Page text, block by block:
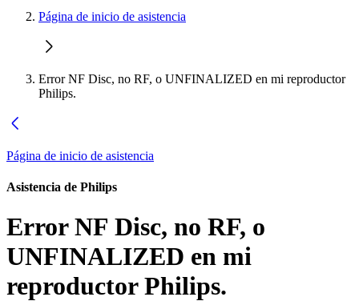
Página de inicio de asistencia
Error NF Disc, no RF, o UNFINALIZED en mi reproductor
Philips.
Página de inicio de asistencia
Asistencia de Philips
Error NF Disc, no RF, o
UNFINALIZED en mi
reproductor Philips.